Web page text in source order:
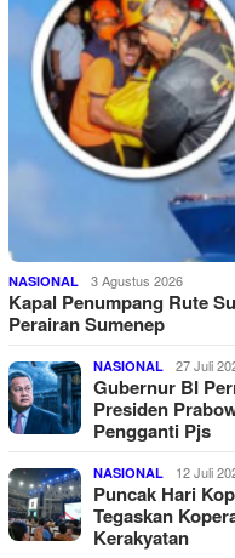
NASIONAL 3 Agustus 2026
Kapal Penumpang Rute
Perairan Sumenep
NASIONAL 27 Juli
Gubernur BI
Presiden
Pengganti Pjs
NASIONAL 12 Juli
Puncak Hari
Tegaskan
Kerakyatan